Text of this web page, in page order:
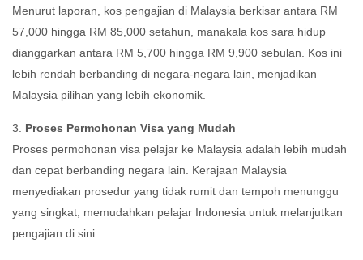
Menurut laporan, kos pengajian di Malaysia berkisar antara RM
57,000 hingga RM 85,000 setahun, manakala kos sara hidup
dianggarkan antara RM 5,700 hingga RM 9,900 sebulan. Kos ini
lebih rendah berbanding di negara-negara lain, menjadikan
Malaysia pilihan yang lebih ekonomik.
3. Proses Permohonan Visa yang Mudah
Proses permohonan visa pelajar ke Malaysia adalah lebih mudah
dan cepat berbanding negara lain. Kerajaan Malaysia
menyediakan prosedur yang tidak rumit dan tempoh menunggu
yang singkat, memudahkan pelajar Indonesia untuk melanjutkan
pengajian di sini.